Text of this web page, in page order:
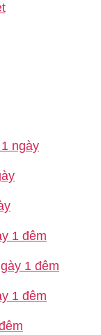
ngày
1 đêm
1 đêm
1 đêm